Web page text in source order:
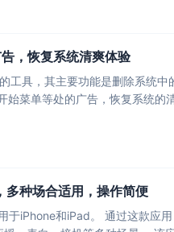
，恢复系统清爽体验
具，其主要功能是删除系统中的
菜单等处的广告，恢复系统的清
种场合适用，操作简便
通过这款应用，用户可以